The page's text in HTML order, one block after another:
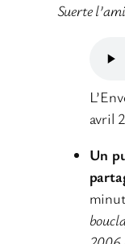
Suerte
avril
Un